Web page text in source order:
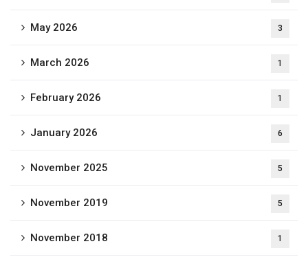
May 2026 3
March 2026 1
February 2026 1
January 2026 6
November 2025 5
November 2019 5
November 2018 1